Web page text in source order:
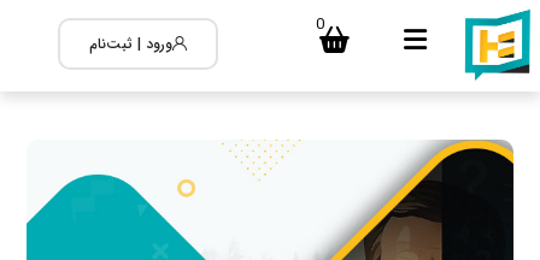
0
ورود | ثبت‌نام